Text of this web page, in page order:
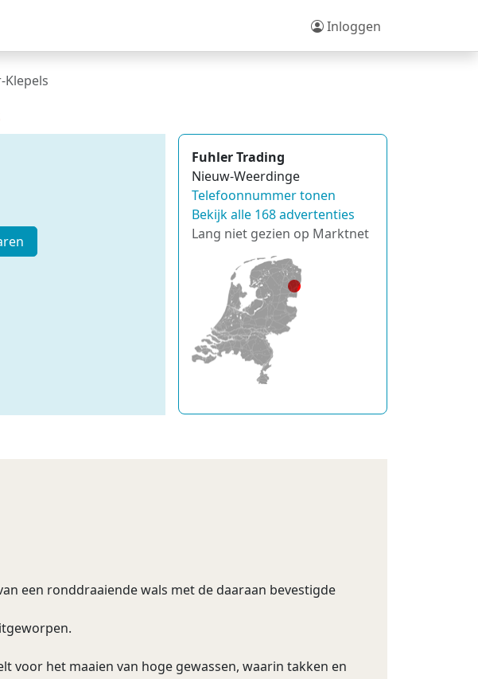
Inloggen
Klepels
Fuhler Trading
Nieuw-Weerdinge
Telefoonnummer tonen
Bekijk alle 168 advertenties
Lang niet gezien op Marktnet
een ronddraaiende wals met de daaraan bevestigde
voor het maaien van hoge gewassen, waarin takken en